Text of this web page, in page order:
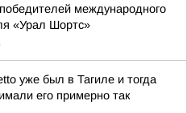
международного
«Урал Шортс»
уже был в Тагиле и тогда
его примерно так